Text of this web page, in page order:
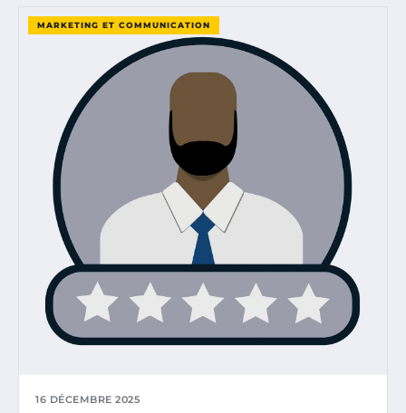
MARKETING ET COMMUNICATION
16 DÉCEMBRE 2025